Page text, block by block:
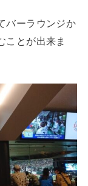
バーラウンジか
ことが出来ま